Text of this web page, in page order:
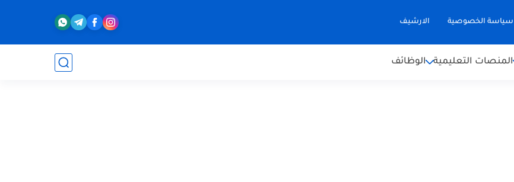
سياسة الخصوصية الارشيف
المنصات التعليمية الوظائف